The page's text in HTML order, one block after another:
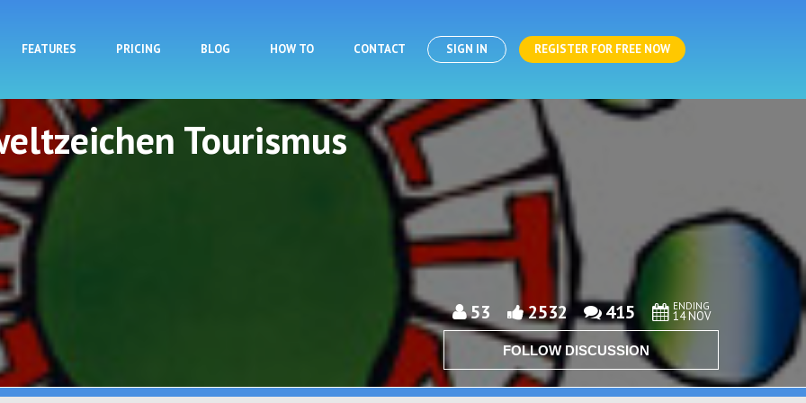
FEATURES PRICING BLOG HOW TO CONTACT SIGN IN REGISTER FOR FREE NOW
Tourismus
53 2532 415 ENDING
14 NOV
FOLLOW DISCUSSION